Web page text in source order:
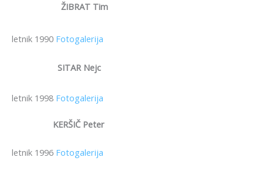
ŽIBRAT Tim
letnik 1990 Fotogalerija
SITAR Nejc
letnik 1998 Fotogalerija
KERŠIČ Peter
letnik 1996 Fotogalerija